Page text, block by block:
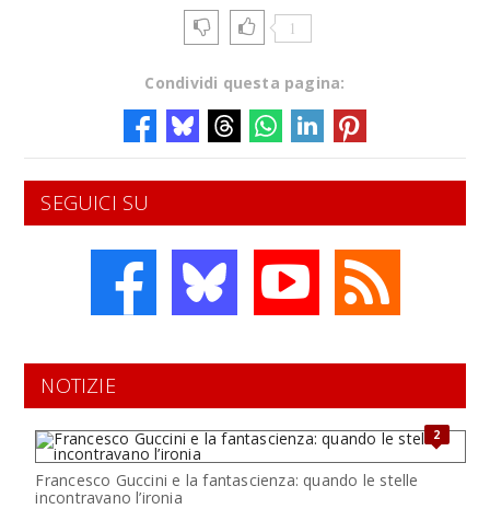
1
Condividi questa pagina:
SEGUICI SU
NOTIZIE
2
Francesco Guccini e la fantascienza: quando le stelle
incontravano l’ironia